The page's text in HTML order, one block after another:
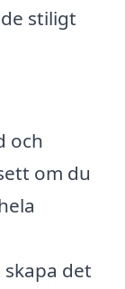
stiligt
och
om du
det